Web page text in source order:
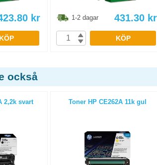
kr
KÖP
1-2 dagar 431.30 kr
KÖP
också
2,2k svart Toner HP CE262A 11k gul